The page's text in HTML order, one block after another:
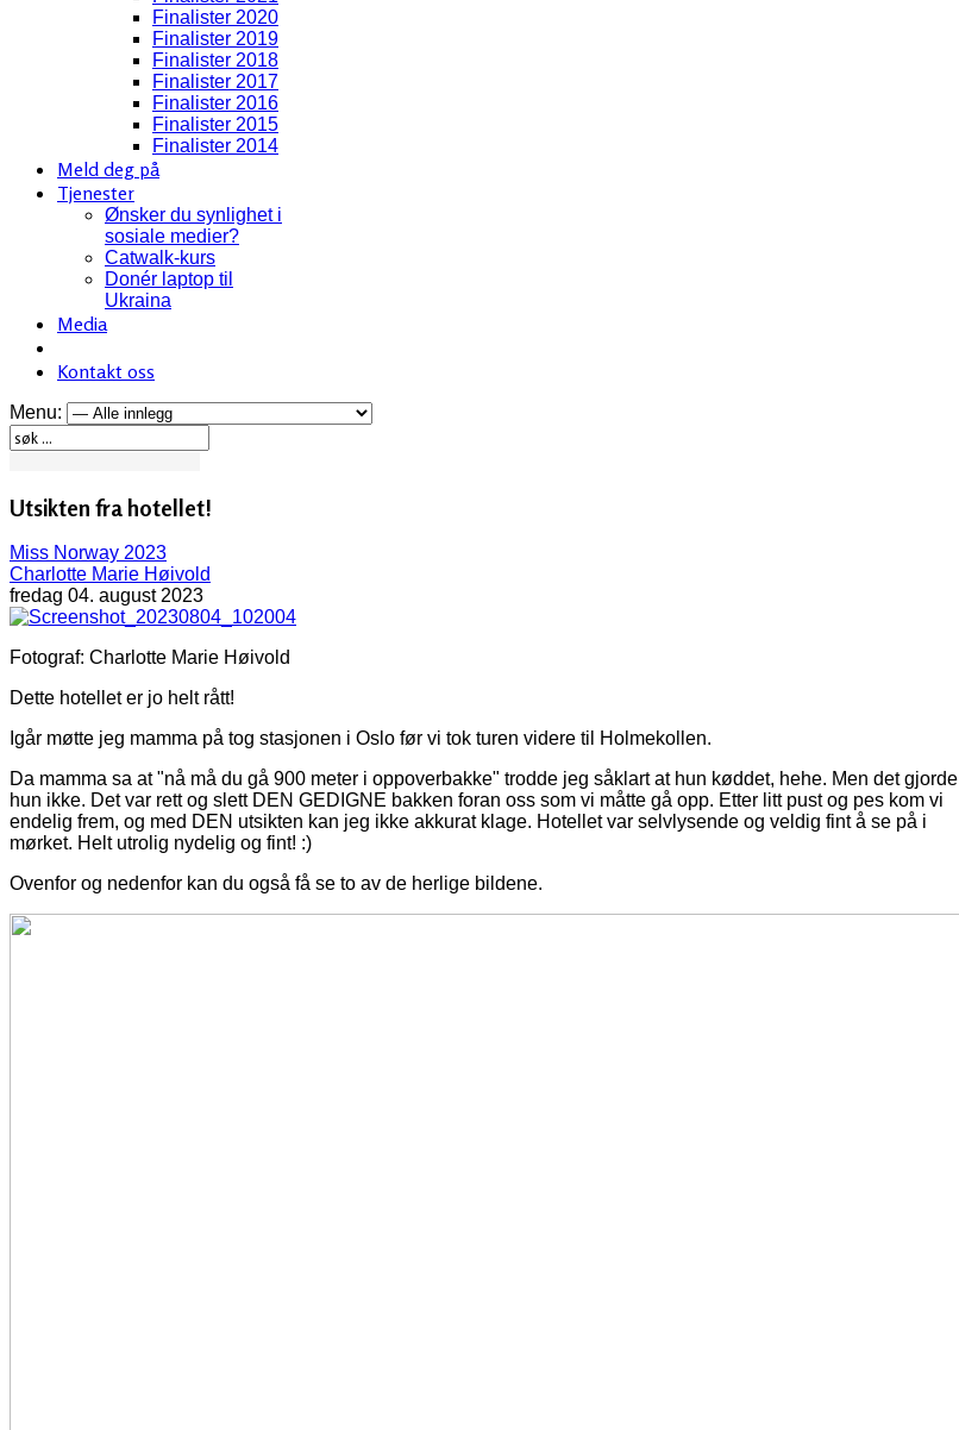
Finalister 2020
Finalister 2019
Finalister 2018
Finalister 2017
Finalister 2016
Finalister 2015
Finalister 2014
Meld deg på
Tjenester
Ønsker du synlighet i
sosiale medier?
Catwalk-kurs
Donér laptop til
Ukraina
Media
Kontakt oss
Menu:
Utsikten fra hotellet!
Miss Norway 2023
Charlotte Marie Høivold
fredag 04. august 2023
Fotograf: Charlotte Marie Høivold
Dette hotellet er jo helt rått!
Igår møtte jeg mamma på tog stasjonen i Oslo før vi tok turen videre til Holmekollen.
Da mamma sa at "nå må du gå 900 meter i oppoverbakke" trodde jeg såklart at hun køddet, hehe. Men det gjorde
hun ikke. Det var rett og slett DEN GEDIGNE bakken foran oss som vi måtte gå opp. Etter litt pust og pes kom vi
endelig frem, og med DEN utsikten kan jeg ikke akkurat klage. Hotellet var selvlysende og veldig fint å se på i
mørket. Helt utrolig nydelig og fint! :)
Ovenfor og nedenfor kan du også få se to av de herlige bildene.